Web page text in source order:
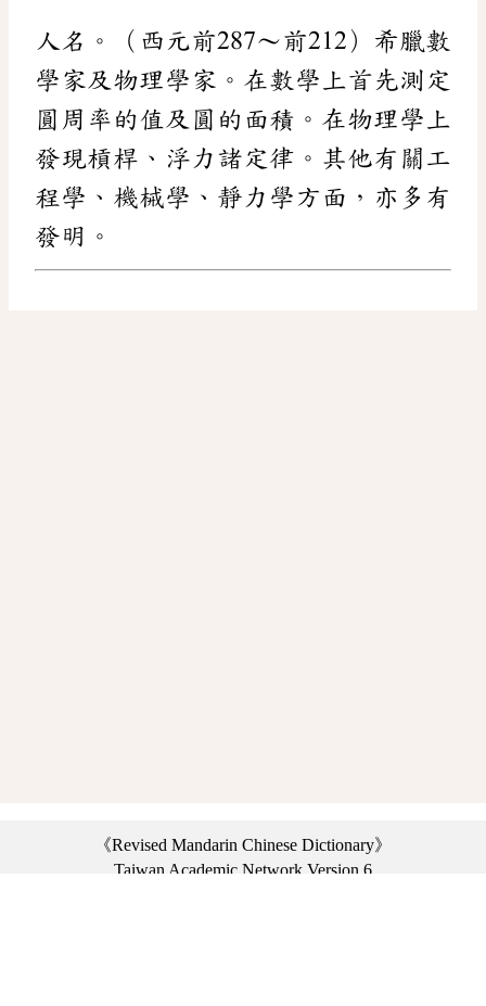
人名。（西元前287～前212）希臘數
學家及物理學家。在數學上首先測定
圓周率的值及圓的面積。在物理學上
發現槓桿、浮力諸定律。其他有關工
程學、機械學、靜力學方面，亦多有
發明。
《Revised Mandarin Chinese Dictionary》
Taiwan Academic Network Version 6